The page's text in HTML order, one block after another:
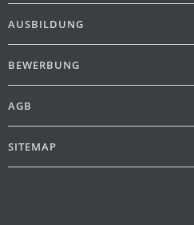
AUSBILDUNG
BEWERBUNG
AGB
SITEMAP